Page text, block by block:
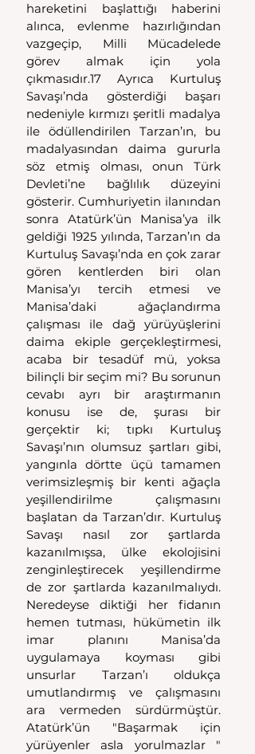
hareketini başlattığı haberini
alınca, evlenme hazırlığından
vazgeçip, Milli Mücadelede
görev almak için yola
çıkmasıdır.17 Ayrıca Kurtuluş
Savaşı’nda gösterdiği başarı
nedeniyle kırmızı şeritli madalya
ile ödüllendirilen Tarzan’ın, bu
madalyasından daima gururla
söz etmiş olması, onun Türk
Devleti’ne bağlılık düzeyini
gösterir. Cumhuriyetin ilanından
sonra Atatürk’ün Manisa’ya ilk
geldiği 1925 yılında, Tarzan’ın da
Kurtuluş Savaşı’nda en çok zarar
gören kentlerden biri olan
Manisa’yı tercih etmesi ve
Manisa’daki ağaçlandırma
çalışması ile dağ yürüyüşlerini
daima ekiple gerçekleştirmesi,
acaba bir tesadüf mü, yoksa
bilinçli bir seçim mi? Bu sorunun
cevabı ayrı bir araştırmanın
konusu ise de, şurası bir
gerçektir ki; tıpkı Kurtuluş
Savaşı’nın olumsuz şartları gibi,
yangınla dörtte üçü tamamen
verimsizleşmiş bir kenti ağaçla
yeşillendirilme çalışmasını
başlatan da Tarzan’dır. Kurtuluş
Savaşı nasıl zor şartlarda
kazanılmışsa, ülke ekolojisini
zenginleştirecek yeşillendirme
de zor şartlarda kazanılmalıydı.
Neredeyse diktiği her fidanın
hemen tutması, hükümetin ilk
imar planını Manisa’da
uygulamaya koyması gibi
unsurlar Tarzan’ı oldukça
umutlandırmış ve çalışmasını
ara vermeden sürdürmüştür.
Atatürk’ün "Başarmak için
yürüyenler asla yorulmazlar "